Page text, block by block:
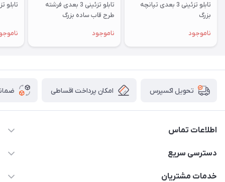
تابلو تزئینی 3 بعدی تپانچه
بزرگ
ناموجود
تابلو تزئینی 3 بعدی فرشته
طرح قاب ساده بزرگ
ناموجود
تابلو تزئینی 3
تحویل اکسپرس امکان پرداخت اقساطی
اطلاعات تماس
09171115348
دسترسی سریع
مجله فروشگاه
خدمات مشتریان